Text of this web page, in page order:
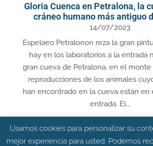
Gloria Cuenca en Petralona, la
cráneo humano más antiguo
14/07/2023
Espelaeo Petralonon reza la gran
hay en los laboratorios a la entrada
gran cueva de Petralona, en el monte
reproducciones de los animales
han encontrado en la cueva están en
entrada. El...
Usamos cookies para personalizar su
mejor experiencia para usted. Podemos